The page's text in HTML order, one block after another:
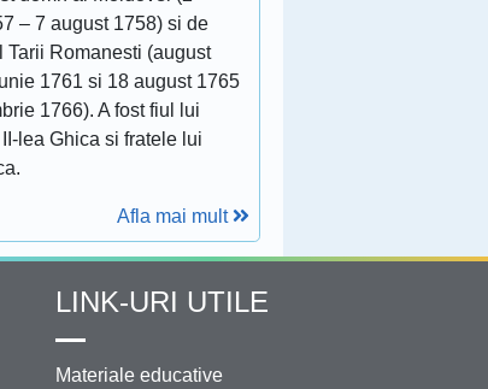
– 7 august 1758) si de
Tarii Romanesti (august
1761 si 18 august 1765
1766). A fost fiul lui
lea Ghica si fratele lui
Afla mai mult
LINK-URI UTILE
Materiale educative